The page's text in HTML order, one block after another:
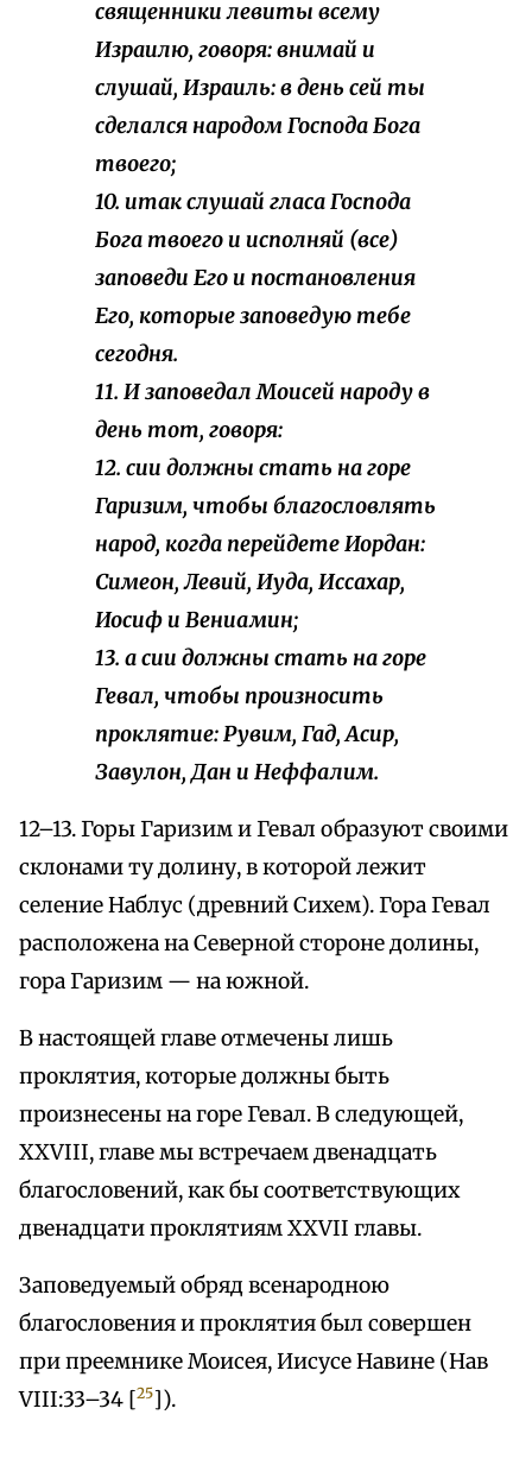
священники левиты всему
Израилю, говоря: внимай и
слушай, Израиль: в день сей ты
сделался народом Господа Бога
твоего;
10. итак слушай гласа Господа
Бога твоего и исполняй (все)
заповеди Его и постановления
Его, которые заповедую тебе
сегодня.
11. И заповедал Моисей народу в
день тот, говоря:
12. сии должны стать на горе
Гаризим, чтобы благословлять
народ, когда перейдете Иордан:
Симеон, Левий, Иуда, Иссахар,
Иосиф и Вениамин;
13. а сии должны стать на горе
Гевал, чтобы произносить
проклятие: Рувим, Гад, Асир,
Завулон, Дан и Неффалим.
12–13. Горы Гаризим и Гевал образуют своими
склонами ту долину, в которой лежит
селение Наблус (древний Сихем). Гора Гевал
расположена на Северной стороне долины,
гора Гаризим — на южной.
В настоящей главе отмечены лишь
проклятия, которые должны быть
произнесены на горе Гевал. В следующей,
XXVIII, главе мы встречаем двенадцать
благословений, как бы соответствующих
двенадцати проклятиям XXVII главы.
Заповедуемый обряд всенародною
благословения и проклятия был совершен
при преемнике Моисея, Иисусе Навине (Нав
VIII:33–34 [25]).